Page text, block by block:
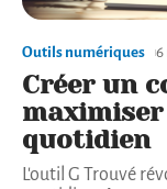
Outils numériques 6
Créer un
quotidien
L'outil G Trouvé